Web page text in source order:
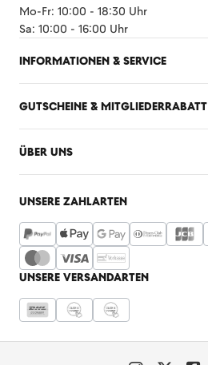
Mo-Fr: 10:00 - 18:30 Uhr
Sa: 10:00 - 16:00 Uhr
INFORMATIONEN & SERVICE
GUTSCHEINE & MITGLIEDERRABATT
ÜBER UNS
UNSERE ZAHLARTEN
UNSERE VERSANDARTEN